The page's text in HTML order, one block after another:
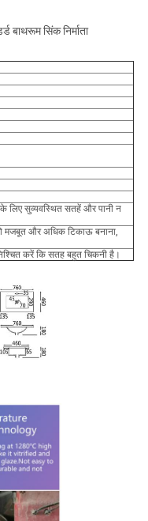
बाथरूम सिंक निर्माता
लिए सुव्यवस्थित सतहें और पानी न
मजबूत और अधिक टिकाऊ बनाना,
करें कि सतह बहुत चिकनी है।